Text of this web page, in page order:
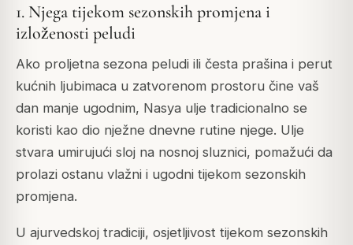
1. Njega tijekom sezonskih promjena i
izloženosti peludi
Ako proljetna sezona peludi ili česta prašina i perut
kućnih ljubimaca u zatvorenom prostoru čine vaš
dan manje ugodnim, Nasya ulje tradicionalno se
koristi kao dio nježne dnevne rutine njege. Ulje
stvara umirujući sloj na nosnoj sluznici, pomažući da
prolazi ostanu vlažni i ugodni tijekom sezonskih
promjena.
U ajurvedskoj tradiciji, osjetljivost tijekom sezonskih